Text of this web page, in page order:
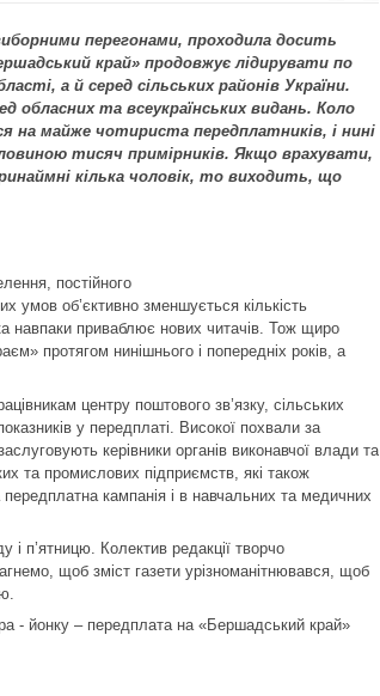
перегонами, проходила досить
край» продовжує лідирувати по
а й серед сільських районів України.
обласних та всеукраїнських видань. Коло
на майже чотириста передплатників, і нині
тисяч примірників. Якщо врахувати,
кілька чоловік, то виходить, що
постійного
умов об’єктивно зменшується кількість
навпаки приваблює нових читачів. Тож щиро
протягом нинішнього і попередніх років, а
центру поштового зв’язку, сільських
у передплаті. Високої похвали за
керівники органів виконавчої влади та
та промислових підприємств, які також
кампанія і в навчальних та медичних
і п’ятницю. Колектив редакції творчо
щоб зміст газети урізноманітнювався, щоб
- йонку – передплата на «Бершадський край»